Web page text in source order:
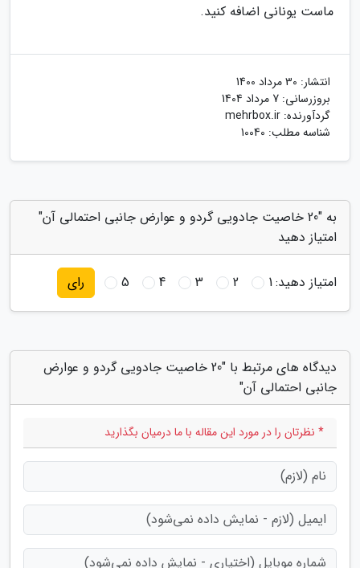
ماست یونانی اضافه کنید.
انتشار: 30 مرداد 1400
بروزرسانی: 7 مرداد 1404
گردآورنده: mehrbox.ir
شناسه مطلب: 10040
به "20 خاصیت جادویی گردو و عوارض جانبی احتمالی آن"
امتیاز دهید
امتیاز دهید:1
2
3
4
5 رای
دیدگاه های مرتبط با "20 خاصیت جادویی گردو و عوارض
جانبی احتمالی آن"
* نظرتان را در مورد این مقاله با ما درمیان بگذارید